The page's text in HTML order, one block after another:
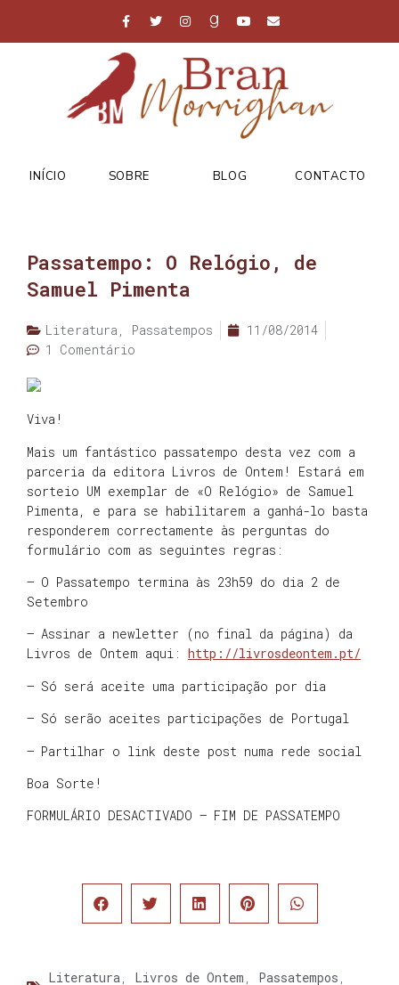
INÍCIO SOBRE BLOG CONTACTO
Passatempo: O Relógio, de
Samuel Pimenta
Literatura , Passatempos
11/08/2014
1 Comentário
Viva!
Mais um fantástico passatempo desta vez com a
parceria da editora Livros de Ontem! Estará em
sorteio UM exemplar de «O Relógio» de Samuel
Pimenta, e para se habilitarem a ganhá-lo basta
responderem correctamente às perguntas do
formulário com as seguintes regras:
– O Passatempo termina às 23h59 do dia 2 de
Setembro
– Assinar a newletter (no final da página) da
Livros de Ontem aqui: http://livrosdeontem.pt/
– Só será aceite uma participação por dia
– Só serão aceites participações de Portugal
– Partilhar o link deste post numa rede social
Boa Sorte!
FORMULÁRIO DESACTIVADO – FIM DE PASSATEMPO
Literatura Livros de Ontem Passatempos